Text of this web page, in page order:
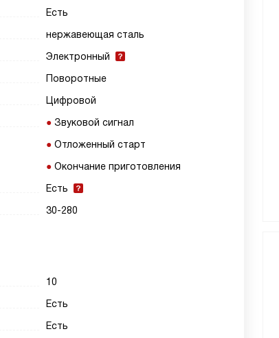
Есть
нержавеющая сталь
Электронный
Поворотные
Цифровой
Звуковой сигнал
Отложенный старт
Окончание приготовления
Есть
30-280
10
Есть
Есть